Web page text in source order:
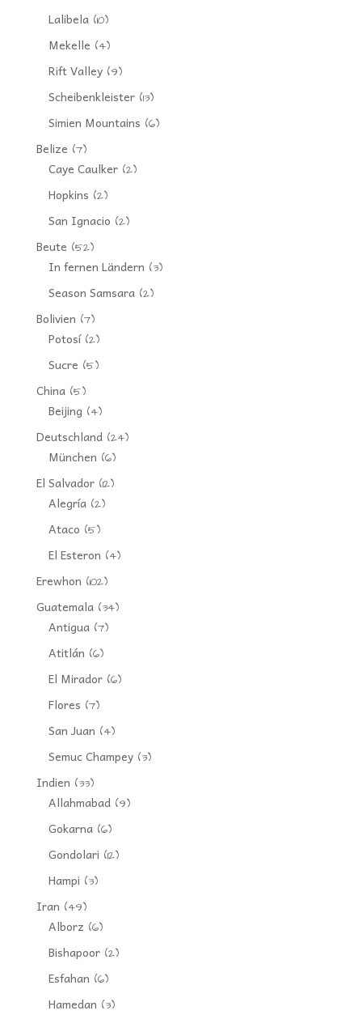
Lalibela(10)
Mekelle (4)
Rift Valley(9)
Scheibenkleister(13)
Simien Mountains (6)
Belize (7)
Caye Caulker(2)
Hopkins (2)
San Ignacio (2)
Beute (52)
In fernen Ländern (3)
Season Samsara(2)
Bolivien (7)
Potosí(2)
Sucre (5)
China(5)
Beijing (4)
Deutschland(24)
München (6)
El Salvador(12)
Alegría(2)
Ataco (5)
El Esteron (4)
Erewhon (102)
Guatemala(34)
Antigua(7)
Atitlán (6)
El Mirador(6)
Flores (7)
San Juan (4)
Semuc Champey(3)
Indien (33)
Allahmabad(9)
Gokarna(6)
Gondolari (12)
Hampi (3)
Iran (49)
Alborz (6)
Bishapoor(2)
Esfahan (6)
Hamedan (3)